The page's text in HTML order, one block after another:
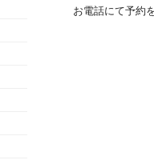
お電話にて予約